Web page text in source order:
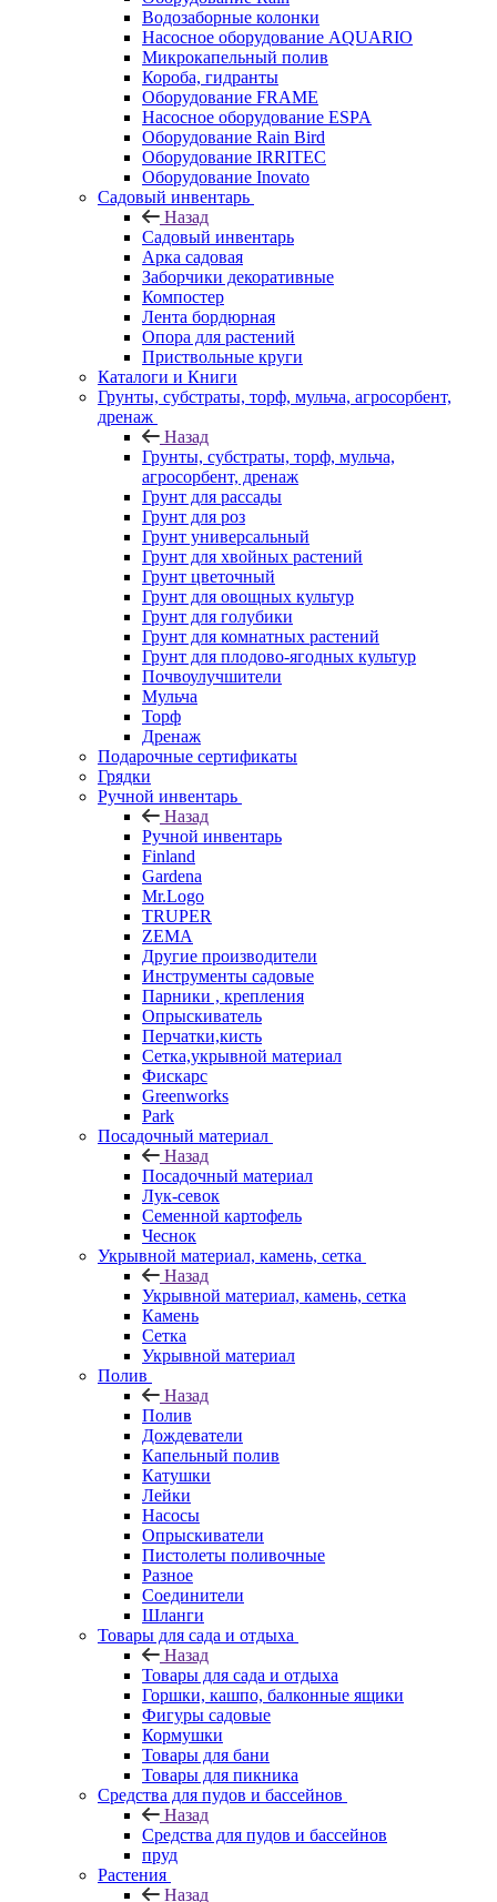
Водозаборные колонки
Насосное оборудование AQUARIO
Микрокапельный полив
Короба, гидранты
Оборудование FRAME
Насосное оборудование ESPA
Оборудование Rain Bird
Оборудование IRRITEC
Оборудование Inovato
Садовый инвентарь
Назад
Садовый инвентарь
Арка садовая
Заборчики декоративные
Компостер
Лента бордюрная
Опора для растений
Приствольные круги
Каталоги и Книги
Грунты, субстраты, торф, мульча, агросорбент,
дренаж
Назад
Грунты, субстраты, торф, мульча,
агросорбент, дренаж
Грунт для рассады
Грунт для роз
Грунт универсальный
Грунт для хвойных растений
Грунт цветочный
Грунт для овощных культур
Грунт для голубики
Грунт для комнатных растений
Грунт для плодово-ягодных культур
Почвоулучшители
Мульча
Торф
Дренаж
Подарочные сертификаты
Грядки
Ручной инвентарь
Назад
Ручной инвентарь
Finland
Gardena
Mr.Logo
TRUPER
ZEMA
Другие производители
Инструменты садовые
Парники , крепления
Опрыскиватель
Перчатки,кисть
Сетка,укрывной материал
Фискарс
Greenworks
Park
Посадочный материал
Назад
Посадочный материал
Лук-севок
Семенной картофель
Чеснок
Укрывной материал, камень, сетка
Назад
Укрывной материал, камень, сетка
Камень
Сетка
Укрывной материал
Полив
Назад
Полив
Дождеватели
Капельный полив
Катушки
Лейки
Насосы
Опрыскиватели
Пистолеты поливочные
Разное
Соединители
Шланги
Товары для сада и отдыха
Назад
Товары для сада и отдыха
Горшки, кашпо, балконные ящики
Фигуры садовые
Кормушки
Товары для бани
Товары для пикника
Средства для пудов и бассейнов
Назад
Средства для пудов и бассейнов
пруд
Растения
Назад